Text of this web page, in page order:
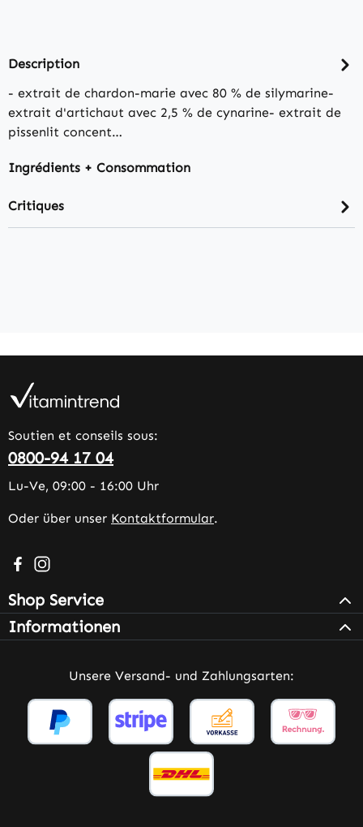
Description
- extrait de chardon-marie avec 80 % de silymarine-
extrait d'artichaut avec 2,5 % de cynarine- extrait de
pissenlit concent…
Ingrédients + Consommation
Critiques
Soutien et conseils sous:
0800-94 17 04
Lu-Ve, 09:00 - 16:00 Uhr
Oder über unser Kontaktformular.
Besuche uns auf Facebook – öffnet in neuem Tab
Schau auf Instagram vorbei – öffnet in neuem Tab
Shop Service
Informationen
Unsere Versand- und Zahlungsarten: